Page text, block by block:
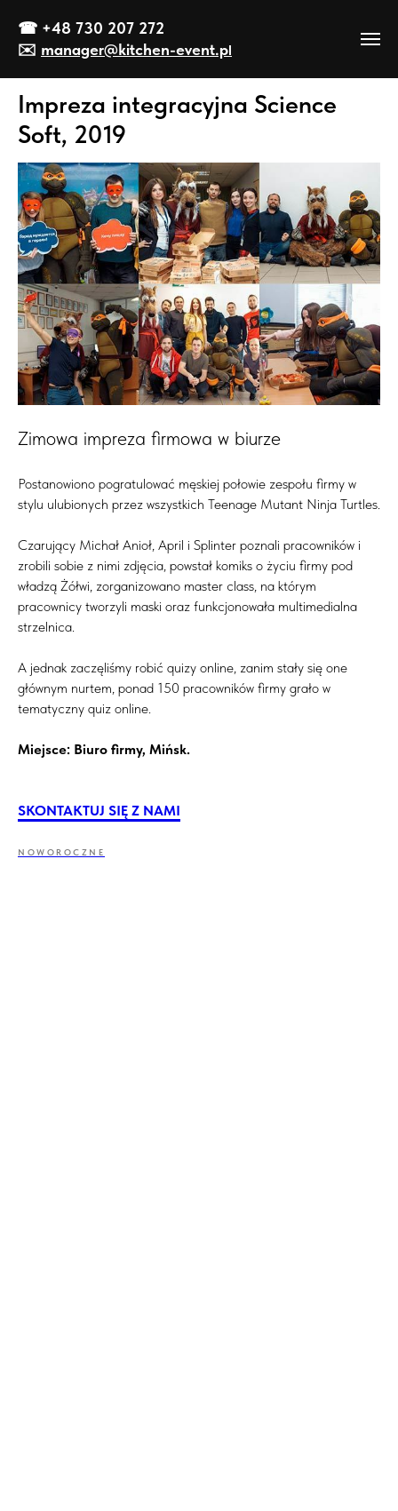
☎ +48 730 207 272
✉️ manager@kitchen-event.pl
Impreza integracyjna Science
Soft, 2019
Zimowa impreza firmowa w biurze
Postanowiono pogratulować męskiej połowie zespołu firmy w
stylu ulubionych przez wszystkich Teenage Mutant Ninja Turtles.
Czarujący Michał Anioł, April i Splinter poznali pracowników i
zrobili sobie z nimi zdjęcia, powstał komiks o życiu firmy pod
władzą Żółwi, zorganizowano master class, na którym
pracownicy tworzyli maski oraz funkcjonowała multimedialna
strzelnica.
A jednak zaczęliśmy robić quizy online, zanim stały się one
głównym nurtem, ponad 150 pracowników firmy grało w
tematyczny quiz online.
Miejsce: Biuro firmy, Mińsk.
SKONTAKTUJ SIĘ Z NAMI
NOWOROCZNE